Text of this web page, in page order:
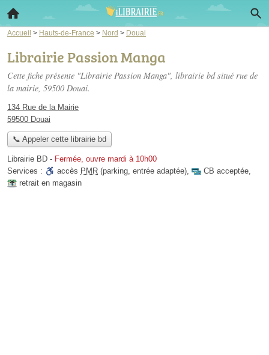
Accueil > Hauts-de-France > Nord > Douai
Librairie Passion Manga
Cette fiche présente "Librairie Passion Manga", librairie bd situé rue de
la mairie, 59500 Douai.
134 Rue de la Mairie
59500 Douai
📞 Appeler cette librairie bd
Librairie BD - Fermée, ouvre mardi à 10h00
Services :
accès PMR (parking, entrée adaptée), CB acceptée,
retrait en magasin